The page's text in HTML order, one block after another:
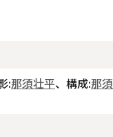
:那須壮平、構成:那